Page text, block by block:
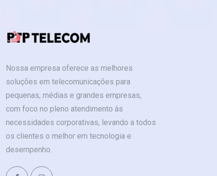
Nossa empresa oferece as melhores
soluções em telecomunicações para
pequenas, médias e grandes empresas,
com foco no pleno atendimento às
necessidades corporativas, levando a todos
os clientes o melhor em tecnologia e
desempenho.